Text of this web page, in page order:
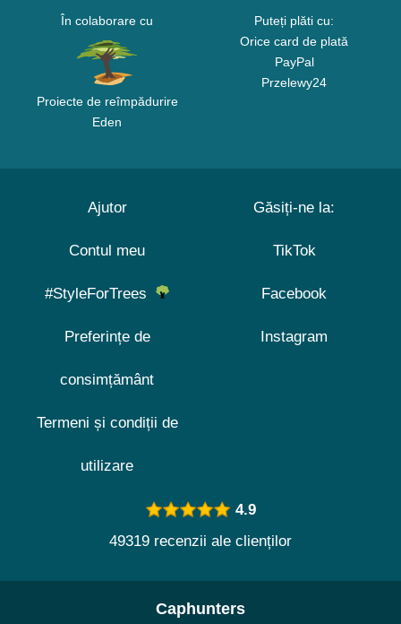
În colaborare cu
Proiecte de reîmpădurire
Eden
Puteți plăti cu:
Orice card de plată
PayPal
Przelewy24
Ajutor
Contul meu
#StyleForTrees
Preferințe de
consimțământ
Termeni și condiții de
utilizare
Găsiți-ne la:
TikTok
Facebook
Instagram
4.9
49319 recenzii ale clienților
Caphunters